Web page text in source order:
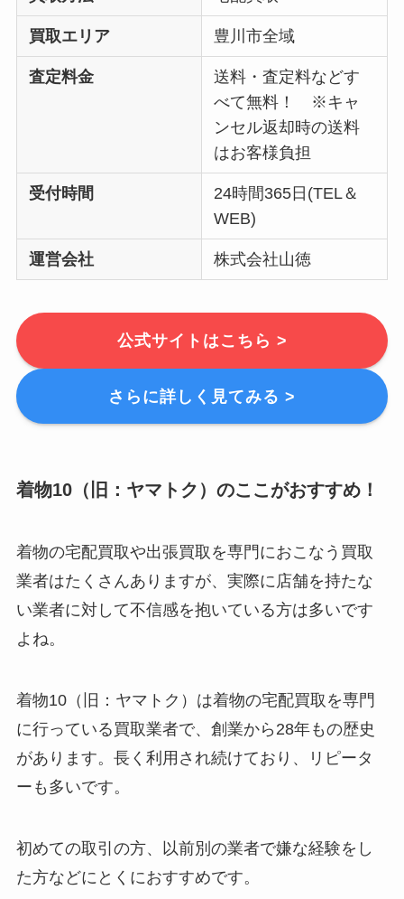
買取エリア 豊川市全域
査定料金
送料・査定料などす
べて無料！ ※キャ
ンセル返却時の送料
はお客様負担
受付時間
24時間365日(TEL＆
WEB)
運営会社 株式会社山徳
公式サイトはこちら >
さらに詳しく見てみる >
着物10（旧：ヤマトク）のここがおすすめ！
着物の宅配買取や出張買取を専門におこなう買取
業者はたくさんありますが、実際に店舗を持たな
い業者に対して不信感を抱いている方は多いです
よね。
着物10（旧：ヤマトク）は着物の宅配買取を専門
に行っている買取業者で、創業から28年もの歴史
があります。長く利用され続けており、リピータ
ーも多いです。
初めての取引の方、以前別の業者で嫌な経験をし
た方などにとくにおすすめです。